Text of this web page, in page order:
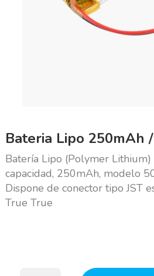
Bateria Lipo 250mAh
Batería Lipo (Polymer
capacidad, 250mAh, modelo
Dispone de conector tipo JST
True True